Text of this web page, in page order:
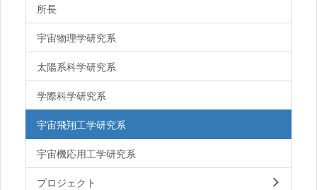
所長
宇宙物理学研究系
太陽系科学研究系
学際科学研究系
宇宙飛翔工学研究系
宇宙機応用工学研究系
プロジェクト